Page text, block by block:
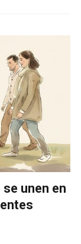
unen en